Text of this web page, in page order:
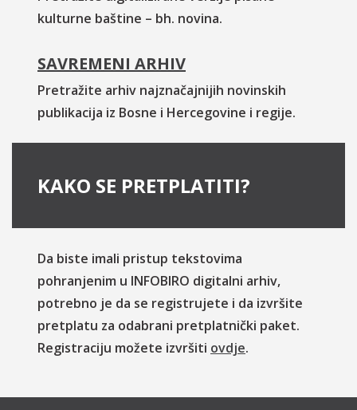
kulturne baštine – bh. novina.
SAVREMENI ARHIV
Pretražite arhiv najznačajnijih novinskih
publikacija iz Bosne i Hercegovine i regije.
KAKO SE PRETPLATITI?
Da biste imali pristup tekstovima
pohranjenim u INFOBIRO digitalni arhiv,
potrebno je da se registrujete i da izvršite
pretplatu za odabrani pretplatnički paket.
Registraciju možete izvršiti ovdje.